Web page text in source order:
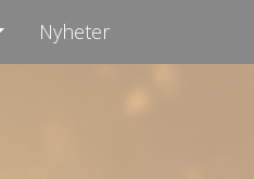
Nyheter